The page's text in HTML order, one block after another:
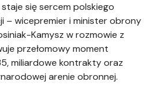
się sercem polskiego
– wicepremier i minister obrony
Kamysz w rozmowie z
przełomowy moment
miliardowe kontrakty oraz
arenie obronnej.